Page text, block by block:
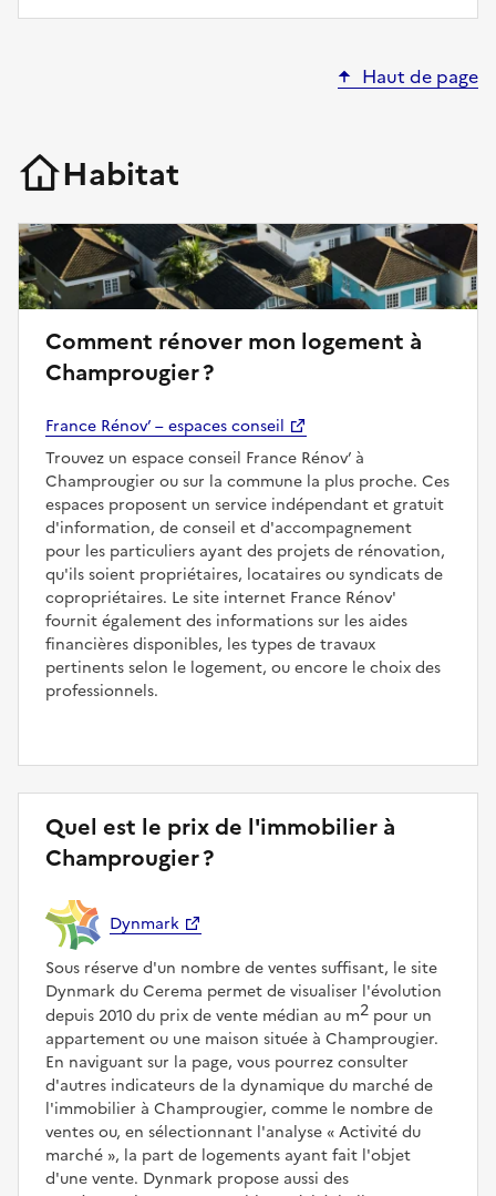
Haut de page
Habitat
Comment rénover mon logement à
Champrougier ?
France Rénov’ – espaces conseil
Trouvez un espace conseil France Rénov’ à
Champrougier ou sur la commune la plus proche. Ces
espaces proposent un service indépendant et gratuit
d'information, de conseil et d'accompagnement
pour les particuliers ayant des projets de rénovation,
qu'ils soient propriétaires, locataires ou syndicats de
copropriétaires. Le site internet France Rénov'
fournit également des informations sur les aides
financières disponibles, les types de travaux
pertinents selon le logement, ou encore le choix des
professionnels.
Quel est le prix de l'immobilier à
Champrougier ?
Dynmark
Sous réserve d'un nombre de ventes suffisant, le site
Dynmark du Cerema permet de visualiser l'évolution
depuis 2010 du prix de vente médian au m2 pour un
appartement ou une maison située à Champrougier.
En naviguant sur la page, vous pourrez consulter
d'autres indicateurs de la dynamique du marché de
l'immobilier à Champrougier, comme le nombre de
ventes ou, en sélectionnant l'analyse
Activité du
marché , la part de logements ayant fait l'objet
d'une vente. Dynmark propose aussi des